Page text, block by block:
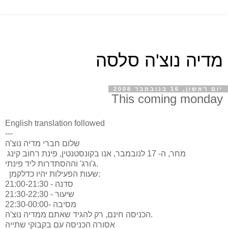
מדיה נוצ'ה סלסה
יום ראשון, 16 בנובמבר 2008
This coming monday
English translation followed
---
שלום חברי מדיה נוצ'ה
מחר, ה- 17 לנובמבר, אנו בקונסטנטין, פינת רחוב קינג
ג'ורג' וההסתדרות ליד פינתי.
שעות הפעילות יהיו כדלקמן:
21:00-21:30 - סדנה
21:30-22:30 - שיעור
22:30-00:00- מסיבה
הכניסה חינם, רק להגיד שאתם ממדיה נוצ'ה.
אסורה הכניסה עם בקבוקי שתייה